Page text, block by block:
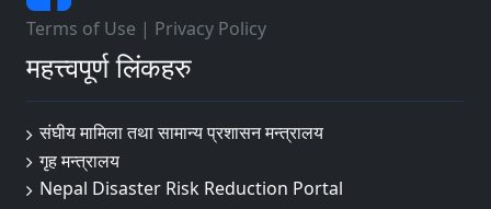
Terms of Use | Privacy Policy
महत्त्वपूर्ण लिंकहरु
संघीय मामिला तथा सामान्य प्रशासन मन्त्रालय
गृह मन्त्रालय
Nepal Disaster Risk Reduction Portal